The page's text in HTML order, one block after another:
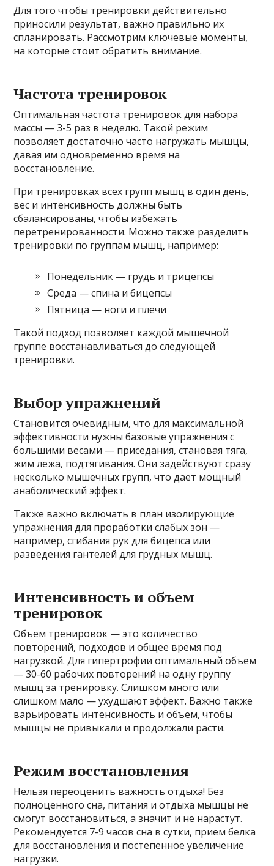
Для того чтобы тренировки действительно
приносили результат, важно правильно их
спланировать. Рассмотрим ключевые моменты,
на которые стоит обратить внимание.
Частота тренировок
Оптимальная частота тренировок для набора
массы — 3-5 раз в неделю. Такой режим
позволяет достаточно часто нагружать мышцы,
давая им одновременно время на
восстановление.
При тренировках всех групп мышц в один день,
вес и интенсивность должны быть
сбалансированы, чтобы избежать
перетренированности. Можно также разделить
тренировки по группам мышц, например:
Понедельник — грудь и трицепсы
Среда — спина и бицепсы
Пятница — ноги и плечи
Такой подход позволяет каждой мышечной
группе восстанавливаться до следующей
тренировки.
Выбор упражнений
Становится очевидным, что для максимальной
эффективности нужны базовые упражнения с
большими весами — приседания, становая тяга,
жим лежа, подтягивания. Они задействуют сразу
несколько мышечных групп, что дает мощный
анаболический эффект.
Также важно включать в план изолирующие
упражнения для проработки слабых зон —
например, сгибания рук для бицепса или
разведения гантелей для грудных мышц.
Интенсивность и объем
тренировок
Объем тренировок — это количество
повторений, подходов и общее время под
нагрузкой. Для гипертрофии оптимальный объем
— 30-60 рабочих повторений на одну группу
мышц за тренировку. Слишком много или
слишком мало — ухудшают эффект. Важно также
варьировать интенсивность и объем, чтобы
мышцы не привыкали и продолжали расти.
Режим восстановления
Нельзя переоценить важность отдыха! Без
полноценного сна, питания и отдыха мышцы не
смогут восстановиться, а значит и не нарастут.
Рекомендуется 7-9 часов сна в сутки, прием белка
для восстановления и постепенное увеличение
нагрузки.